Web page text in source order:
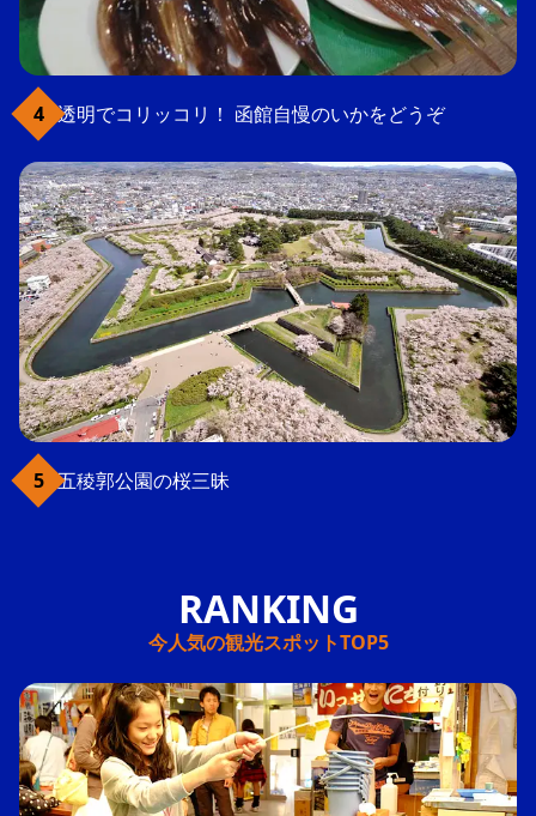
透明でコリッコリ！ 函館自慢のいかをどうぞ
五稜郭公園の桜三昧
今人気の観光スポットTOP5